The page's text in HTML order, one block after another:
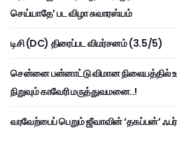
செய்யாதே’ பட விழா சுவாரஸ்யம்
டிசி (DC) திரைப்பட விமர்சனம் (3.5/5)
சென்னை பன்னாட்டு விமான நிலையத்தில்
நிறுவும் காவேரி மருத்துவமனை..!
வரவேற்பைப் பெறும் ஜீவாவின் ‘தகப்பன்’